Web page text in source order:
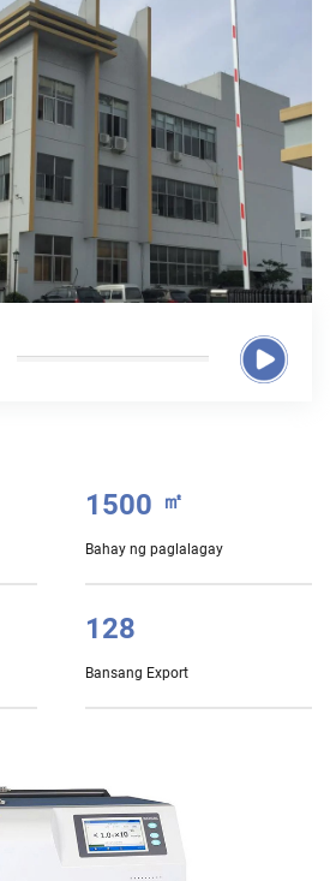
1500 ㎡
Bahay ng paglalagay
128
Bansang Export